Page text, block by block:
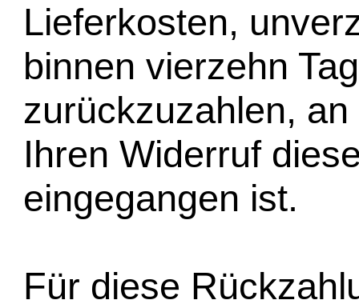
Lieferkosten,
binnen vierzehn
zurückzuzahlen,
Ihren Widerruf
eingegangen ist.
Für diese